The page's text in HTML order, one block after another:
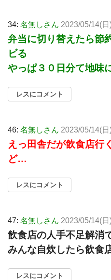
34: 名無しさん 2023/05/14(
弁当に切り替えたら節
ビる
やっぱ３０日分て地味
レスにコメント
46: 名無しさん 2023/05/14(
えっ田舎だが飲食店行
ど…
レスにコメント
47: 名無しさん 2023/05/14(
飲食店の人手不足解消
みんな自炊したら飲食
レスにコメント